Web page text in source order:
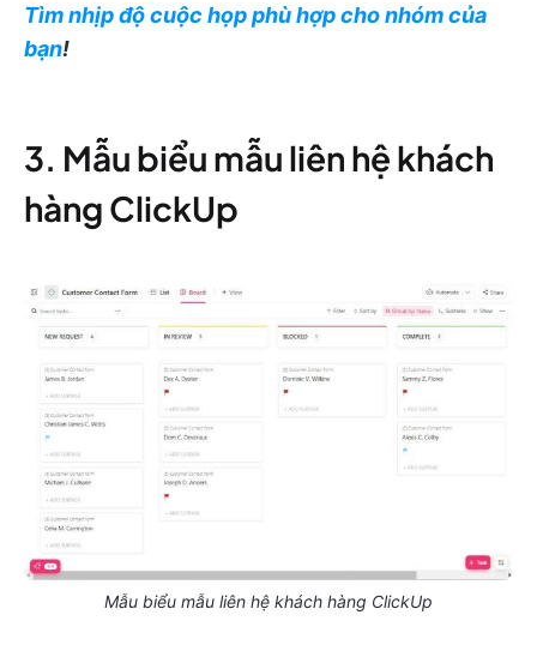
Tìm nhịp độ cuộc họp phù hợp cho nhóm của
bạn!
3. Mẫu biểu mẫu liên hệ khách
hàng ClickUp
Mẫu biểu mẫu liên hệ khách hàng ClickUp